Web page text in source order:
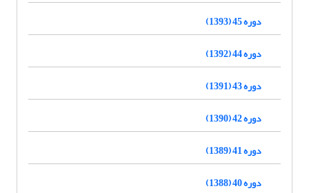
دوره 45 (1393)
دوره 44 (1392)
دوره 43 (1391)
دوره 42 (1390)
دوره 41 (1389)
دوره 40 (1388)